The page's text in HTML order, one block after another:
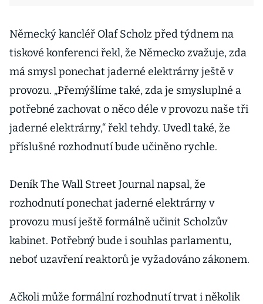
Německý kancléř Olaf Scholz před týdnem na
tiskové konferenci řekl, že Německo zvažuje, zda
má smysl ponechat jaderné elektrárny ještě v
provozu. „Přemýšlíme také, zda je smysluplné a
potřebné zachovat o něco déle v provozu naše tři
jaderné elektrárny,“ řekl tehdy. Uvedl také, že
příslušné rozhodnutí bude učiněno rychle.
Deník The Wall Street Journal napsal, že
rozhodnutí ponechat jaderné elektrárny v
provozu musí ještě formálně učinit Scholzův
kabinet. Potřebný bude i souhlas parlamentu,
neboť uzavření reaktorů je vyžadováno zákonem.
Ačkoli může formální rozhodnutí trvat i několik